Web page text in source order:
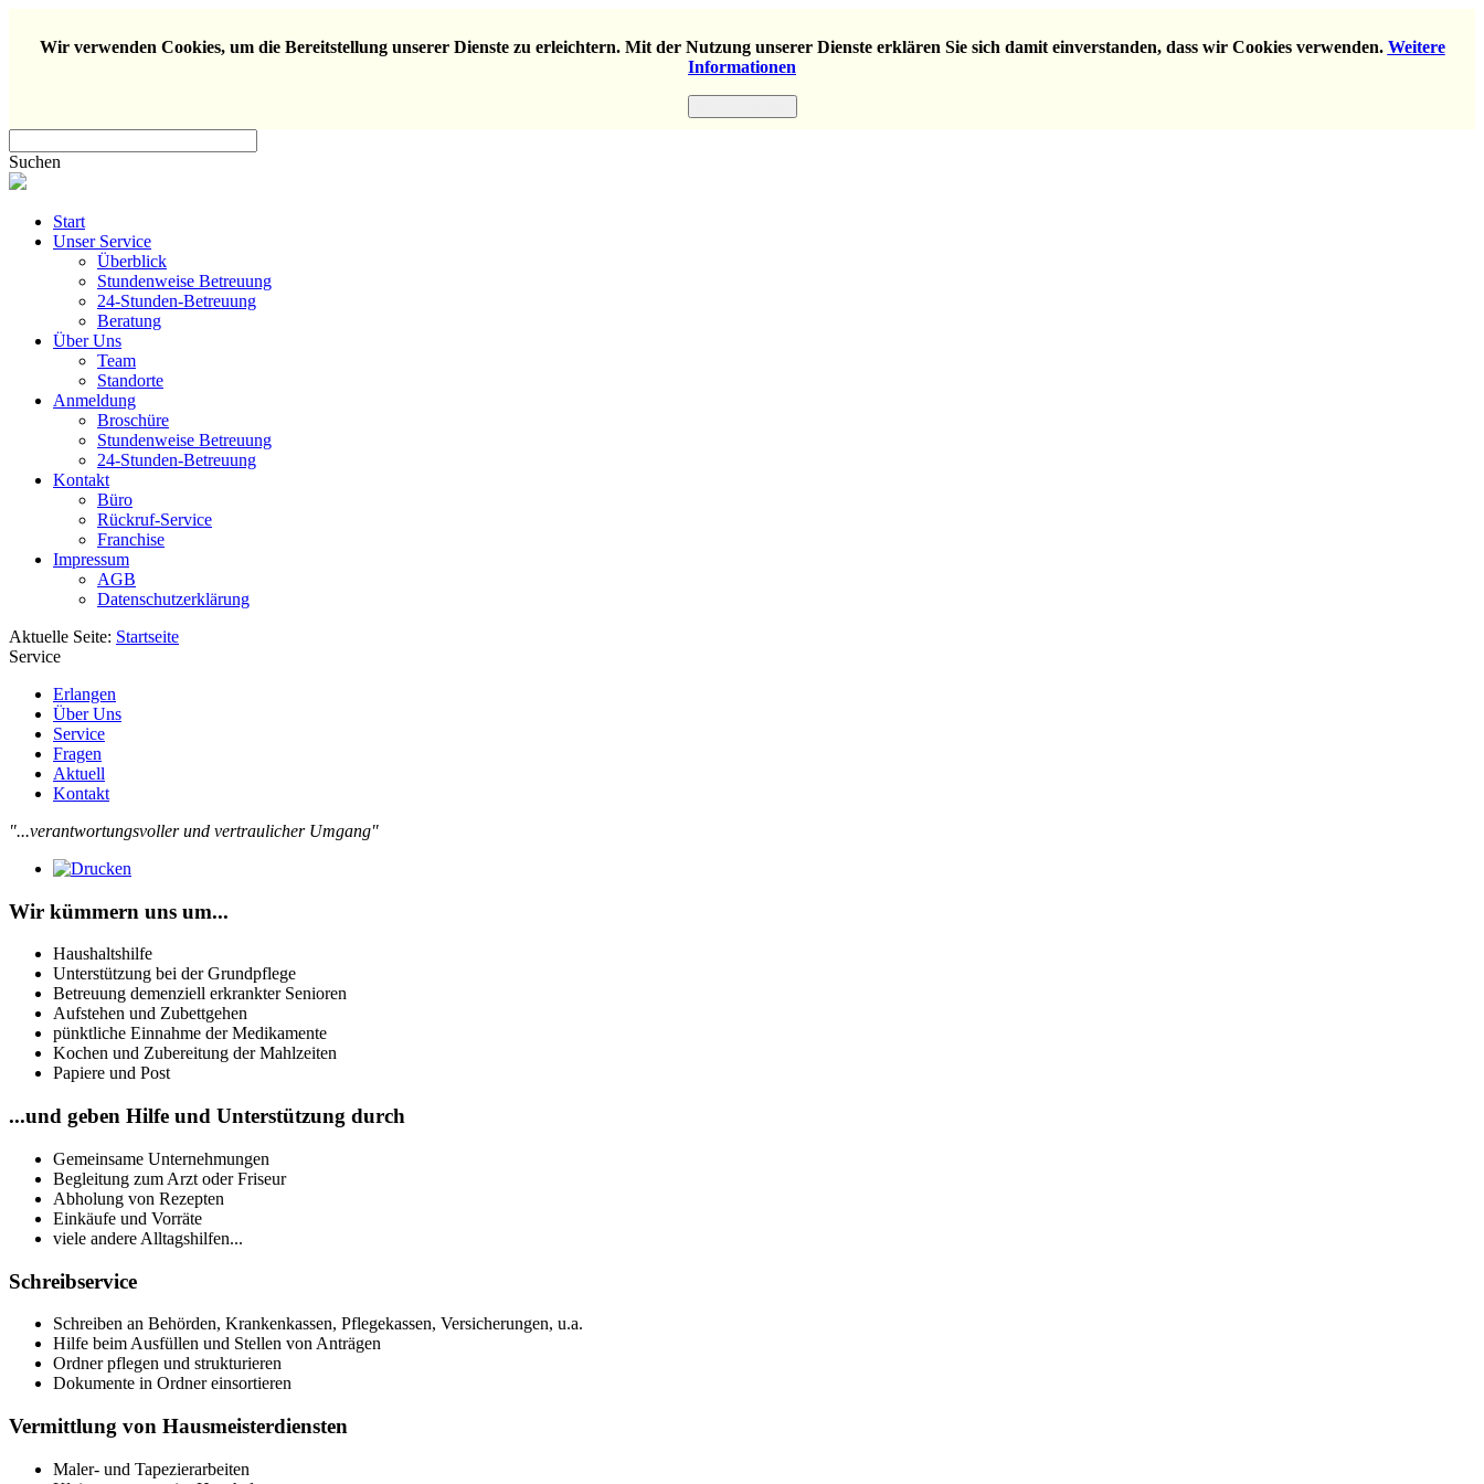
Wir verwenden Cookies, um die Bereitstellung unserer Dienste zu erleichtern. Mit der Nutzung unserer Dienste erklären Sie sich damit einverstanden, dass wir Cookies verwenden. Weitere
Informationen
Suchen
Start
Unser Service
Überblick
Stundenweise Betreuung
24-Stunden-Betreuung
Beratung
Über Uns
Team
Standorte
Anmeldung
Broschüre
Stundenweise Betreuung
24-Stunden-Betreuung
Kontakt
Büro
Rückruf-Service
Franchise
Impressum
AGB
Datenschutzerklärung
Aktuelle Seite: Startseite
Service
Erlangen
Über Uns
Service
Fragen
Aktuell
Kontakt
"...verantwortungsvoller und vertraulicher Umgang"
Wir kümmern uns um...
Haushaltshilfe
Unterstützung bei der Grundpflege
Betreuung demenziell erkrankter Senioren
Aufstehen und Zubettgehen
pünktliche Einnahme der Medikamente
Kochen und Zubereitung der Mahlzeiten
Papiere und Post
...und geben Hilfe und Unterstützung durch
Gemeinsame Unternehmungen
Begleitung zum Arzt oder Friseur
Abholung von Rezepten
Einkäufe und Vorräte
viele andere Alltagshilfen...
Schreibservice
Schreiben an Behörden, Krankenkassen, Pflegekassen, Versicherungen, u.a.
Hilfe beim Ausfüllen und Stellen von Anträgen
Ordner pflegen und strukturieren
Dokumente in Ordner einsortieren
Vermittlung von Hausmeisterdiensten
Maler- und Tapezierarbeiten